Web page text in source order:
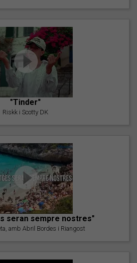
"Tinder"
Riskk i Scotty DK
seran sempre nostres"
amb Abril Bordes i Riangost